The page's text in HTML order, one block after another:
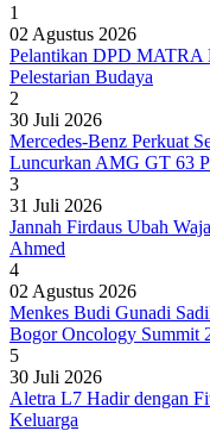
1
02 Agustus 2026
Pelantikan DPD MATRA
Pelestarian Budaya
2
30 Juli 2026
Mercedes-Benz Perkuat
Luncurkan AMG GT 63
3
31 Juli 2026
Jannah Firdaus Ubah
Ahmed
4
02 Agustus 2026
Menkes Budi Gunadi
Bogor Oncology Summit
5
30 Juli 2026
Aletra L7 Hadir dengan
Keluarga